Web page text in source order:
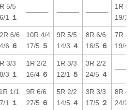
5/5
1
１
———- ———- ———-
1R 5/5
19/1
6/6
6 ６
10R 4/4
17/5 ５
9R 5/5
14/3 ４
8R 6/6
16/5 ６
7R 2/2
19/4
3/3
3 １
1R 2/2
16/4 ６
1R 3/3
12/1
５
3R 2/2
24/5 ４
1/1
1
１
9R 6/6
27/5 ６
5R 2/2
14/5 ４
3R 3/3
17/5 ２
8R 4/4
24/2